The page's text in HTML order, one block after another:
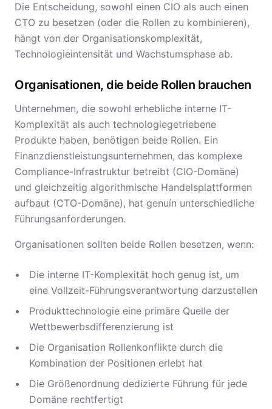
Die Entscheidung, sowohl einen CIO als auch einen
CTO zu besetzen (oder die Rollen zu kombinieren),
hängt von der Organisationskomplexität,
Technologieintensität und Wachstumsphase ab.
Organisationen, die beide Rollen brauchen
Unternehmen, die sowohl erhebliche interne IT-
Komplexität als auch technologiegetriebene
Produkte haben, benötigen beide Rollen. Ein
Finanzdienstleistungsunternehmen, das komplexe
Compliance-Infrastruktur betreibt (CIO-Domäne)
und gleichzeitig algorithmische Handelsplattformen
aufbaut (CTO-Domäne), hat genuín unterschiedliche
Führungsanforderungen.
Organisationen sollten beide Rollen besetzen, wenn:
Die interne IT-Komplexität hoch genug ist, um
eine Vollzeit-Führungsverantwortung darzustellen
Produkttechnologie eine primäre Quelle der
Wettbewerbsdifferenzierung ist
Die Organisation Rollenkonflikte durch die
Kombination der Positionen erlebt hat
Die Größenordnung dedizierte Führung für jede
Domäne rechtfertigt